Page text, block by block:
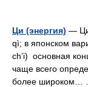
Ци (энергия) —
qì; в японском
ch’i) основная
чаще всего
более